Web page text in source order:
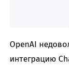
OpenAI
интеграцию